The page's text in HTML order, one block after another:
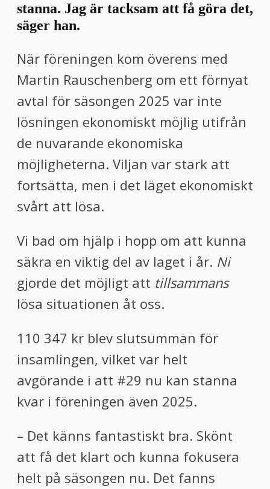
stanna. Jag är tacksam att få göra det,
säger han.
När föreningen kom överens med
Martin Rauschenberg om ett förnyat
avtal för säsongen 2025 var inte
lösningen ekonomiskt möjlig utifrån
de nuvarande ekonomiska
möjligheterna. Viljan var stark att
fortsätta, men i det läget ekonomiskt
svårt att lösa.
Vi bad om hjälp i hopp om att kunna
säkra en viktig del av laget i år. Ni
gjorde det möjligt att tillsammans
lösa situationen åt oss.
110 347 kr blev slutsumman för
insamlingen, vilket var helt
avgörande i att #29 nu kan stanna
kvar i föreningen även 2025.
– Det känns fantastiskt bra. Skönt
att få det klart och kunna fokusera
helt på säsongen nu. Det fanns